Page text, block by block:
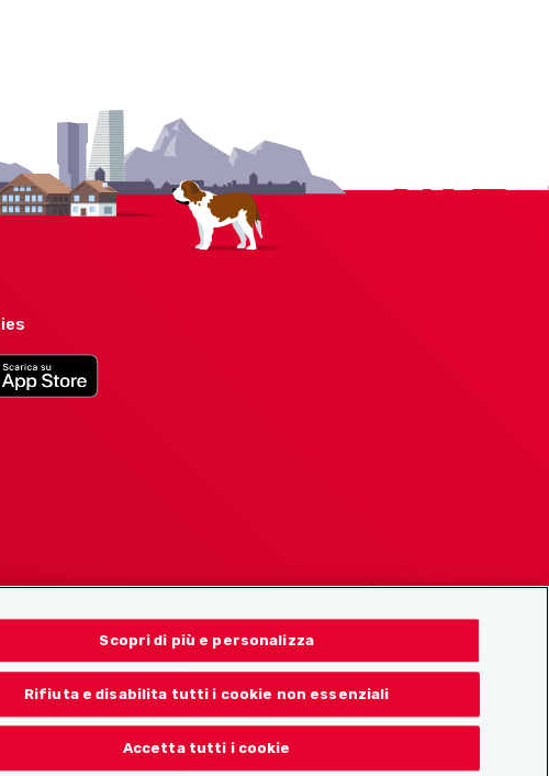
Scopri di più e personalizza
Rifiuta e disabilita tutti i cookie non essenziali
Accetta tutti i cookie